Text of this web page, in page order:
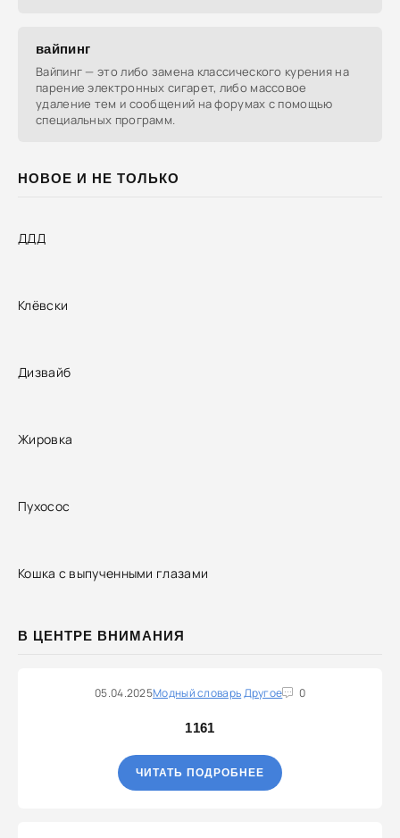
НОВОЕ И НЕ ТОЛЬКО
ДДД
Клёвски
Дизвайб
Жировка
Пухосос
Кошка с выпученными глазами
В ЦЕНТРЕ ВНИМАНИЯ
05.04.2025Модный словарьДругое 0
1161
ЧИТАТЬ ПОДРОБНЕЕ
вайпинг
Вайпинг — это либо замена классического курения на
парение электронных сигарет, либо массовое
удаление тем и сообщений на форумах с помощью
специальных программ.